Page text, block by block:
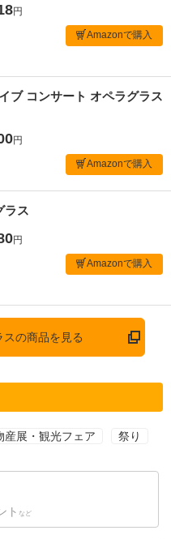
円
Amazonで購入
ブ コンサート オペラグラス
円
Amazonで購入
ラス
円
Amazonで購入
の商品を見る
産展・観光フェア 祭り
ト など